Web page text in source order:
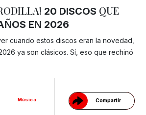
Música Compartir
Gracias!
20 DISCOS QUE
EN 2026
cuando estos discos eran la novedad,
ya son clásicos. Sí, eso que rechinó